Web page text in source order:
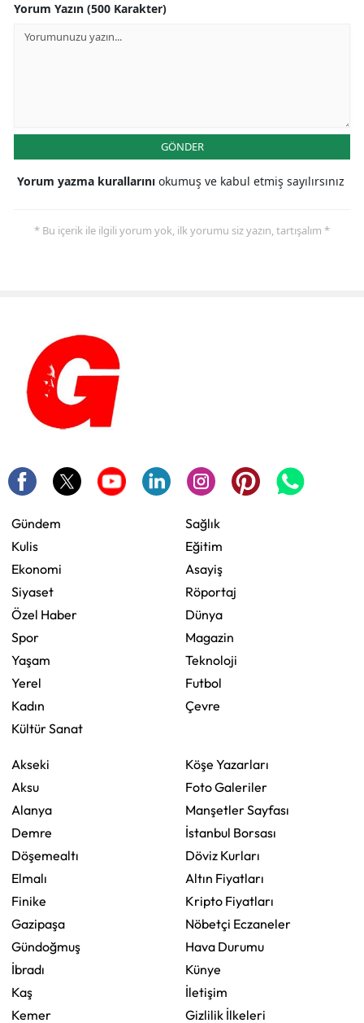
Yorum Yazın (500 Karakter)
GÖNDER
Yorum yazma kurallarını okumuş ve kabul etmiş sayılırsınız
* Bu içerik ile ilgili yorum yok, ilk yorumu siz yazın, tartışalım *
Gündem
Kulis
Ekonomi
Siyaset
Özel Haber
Spor
Yaşam
Yerel
Kadın
Kültür Sanat
Sağlık
Eğitim
Asayiş
Röportaj
Dünya
Magazin
Teknoloji
Futbol
Çevre
Akseki
Aksu
Alanya
Demre
Döşemealtı
Elmalı
Finike
Gazipaşa
Gündoğmuş
İbradı
Kaş
Kemer
Köşe Yazarları
Foto Galeriler
Manşetler Sayfası
İstanbul Borsası
Döviz Kurları
Altın Fiyatları
Kripto Fiyatları
Nöbetçi Eczaneler
Hava Durumu
Künye
İletişim
Gizlilik İlkeleri